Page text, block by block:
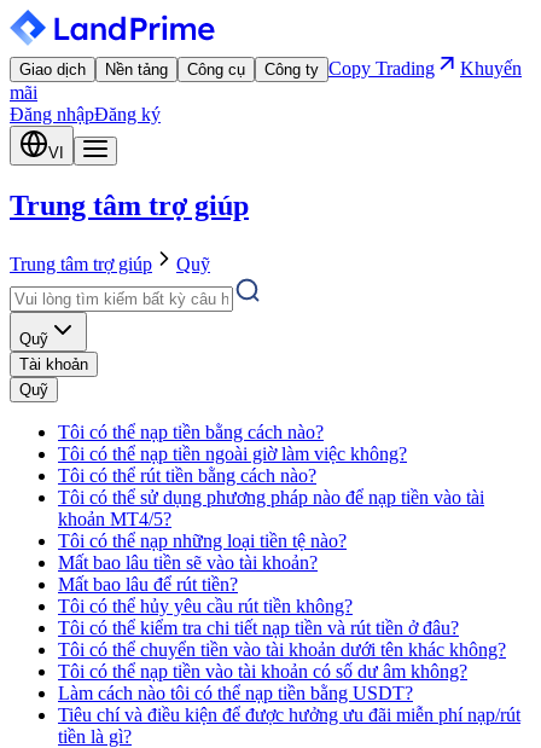
Giao dịch Nền tảng Công cụ Công ty Copy Trading
Khuyến
mãi
Đăng nhậpĐăng ký
VI
Trung tâm trợ giúp
Trung tâm trợ giúp Quỹ
Quỹ
Tài khoản
Quỹ
Tôi có thể nạp tiền bằng cách nào?
Tôi có thể nạp tiền ngoài giờ làm việc không?
Tôi có thể rút tiền bằng cách nào?
Tôi có thể sử dụng phương pháp nào để nạp tiền vào tài
khoản MT4/5?
Tôi có thể nạp những loại tiền tệ nào?
Mất bao lâu tiền sẽ vào tài khoản?
Mất bao lâu để rút tiền?
Tôi có thể hủy yêu cầu rút tiền không?
Tôi có thể kiểm tra chi tiết nạp tiền và rút tiền ở đâu?
Tôi có thể chuyển tiền vào tài khoản dưới tên khác không?
Tôi có thể nạp tiền vào tài khoản có số dư âm không?
Làm cách nào tôi có thể nạp tiền bằng USDT?
Tiêu chí và điều kiện để được hưởng ưu đãi miễn phí nạp/rút
tiền là gì?